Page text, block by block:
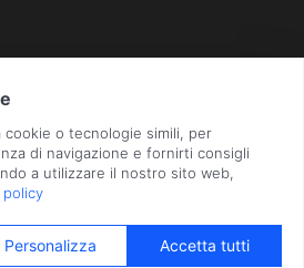
· Capitale Sociale i.v. € 800.000,00